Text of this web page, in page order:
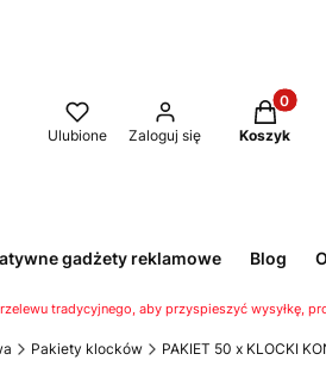
Ulubione Zaloguj się Koszyk
gadżety reklamowe Blog
tradycyjnego, aby przyspieszyć wysyłkę,
Pakiety klocków PAKIET 50 x KLOCKI